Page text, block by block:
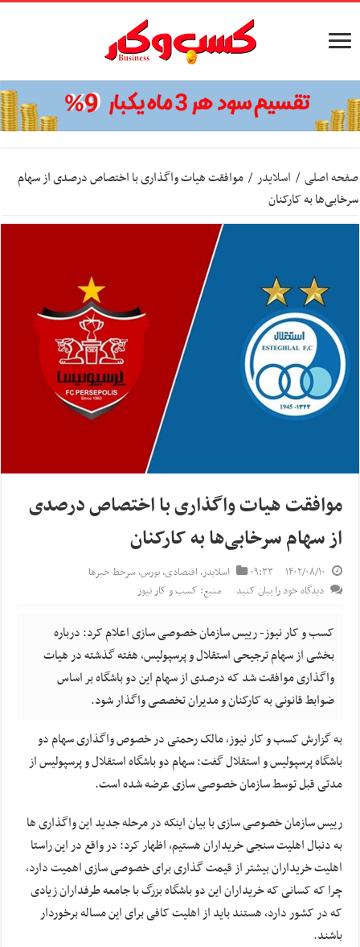
صفحه اصلی / اسلایدر / موافقت هیات واگذاری با اختصاص درصدی از سهام
سرخابی‌ها به کارکنان
موافقت هیات واگذاری با اختصاص درصدی
از سهام سرخابی‌ها به کارکنان
۱۴۰۲/۰۸/۱۰ ۰۹:۳۳ اسلایدر,اقتصادی,بورس,سرخط خبرها
دیدگاه خود را بیان کنید
منبع: کسب و کار نیوز
کسب و کار نیوز- رییس سازمان خصوصی سازی اعلام کرد: درباره
بخشی از سهام ترجیحی استقلال و پرسپولیس، هفته گذشته در هیات
واگذاری موافقت شد که درصدی از سهام این دو باشگاه بر اساس
ضوابط قانونی به کارکنان و مدیران تخصصی واگذار شود.
به گزارش کسب و کار نیوز، مالک رحمتی در خصوص واگذاری سهام دو
باشگاه پرسپولیس و استقلال گفت: سهام دو باشگاه استقلال و پرسپولیس از
مدتی قبل توسط سازمان خصوصی سازی عرضه شده است.
رییس سازمان خصوصی سازی با بیان اینکه در مرحله جدید این واگذاری ها
به دنبال اهلیت سنجی خریداران هستیم، اظهار کرد: در واقع در این راستا
اهلیت خریداران بیشتر از قیمت گذاری برای خصوصی سازی اهمیت دارد،
چرا که کسانی که خریداران این دو باشگاه بزرگ با جامعه طرفداران زیادی
که در کشور دارد، هستند باید از اهلیت کافی برای این مساله برخوردار
باشند.